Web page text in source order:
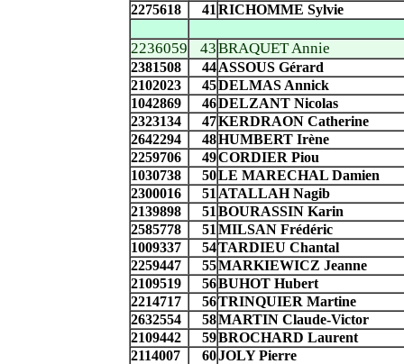
2275618
41 RICHOMME Sylvie
2236059 43BRAQUET Annie
2381508 44 ASSOUS Gérard
2102023
45DELMAS Annick
1042869
46DELZANT Nicolas
2323134
47KERDRAON Catherine
2642294
48HUMBERT Irène
2259706
49CORDIER Piou
1030738
50LE MARECHAL Damien
2300016
51 ATALLAH Nagib
2139898
51 BOURASSIN Karin
2585778
51 MILSAN Frédéric
1009337
54TARDIEU Chantal
2259447
55MARKIEWICZ Jeanne
2109519
56BUHOT Hubert
2214717
56TRINQUIER Martine
2632554
58MARTIN Claude-Victor
2109442
59BROCHARD Laurent
2114007
60JOLY Pierre